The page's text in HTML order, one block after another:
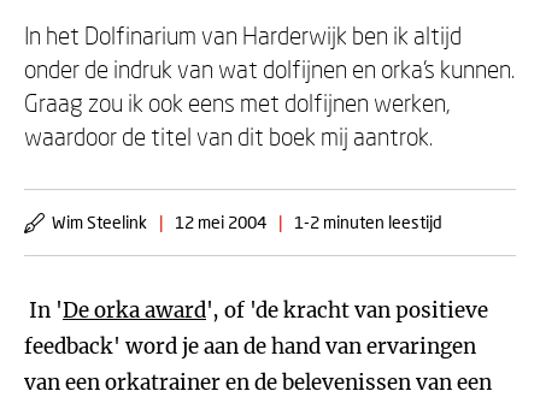
In het Dolfinarium van Harderwijk ben ik altijd
onder de indruk van wat dolfijnen en orka's kunnen.
Graag zou ik ook eens met dolfijnen werken,
waardoor de titel van dit boek mij aantrok.
Wim Steelink | 12 mei 2004 | 1-2 minuten leestijd
In 'De orka award', of 'de kracht van positieve
feedback' word je aan de hand van ervaringen
van een orkatrainer en de belevenissen van een